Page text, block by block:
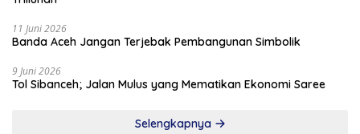
11 Juni 2026
Banda Aceh Jangan Terjebak Pembangunan Simbolik
9 Juni 2026
Tol Sibanceh; Jalan Mulus yang Mematikan Ekonomi Saree
Selengkapnya